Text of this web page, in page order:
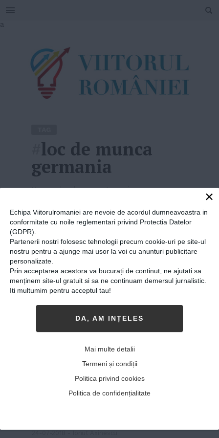
×
Echipa Viitorulromaniei are nevoie de acordul dumneavoastra in
conformitate cu noile reglementari privind Protectia Datelor
(GDPR).
Partenerii nostri folosesc tehnologii precum cookie-uri pe site-ul
nostru pentru a ajunge mai usor la voi cu anunturi publicitare
personalizate.
Prin acceptarea acestora va bucurați de continut, ne ajutati sa
menținem site-ul gratuit si sa ne continuam demersul jurnalistic.
Iti multumim pentru acceptul tau!
DA, AM INȚELES
Mai multe detalii
Termeni și condiții
Politica privind cookies
Politica de confidențialitate
a
loc de munca
germania
Home » loc de munca germania
Ștefan Guzu, bistrițeanul
ajuns primar într-o
localitate din estul
Germaniei: „Inima mea
bate atât pentru România,
cât și pentru țara în care